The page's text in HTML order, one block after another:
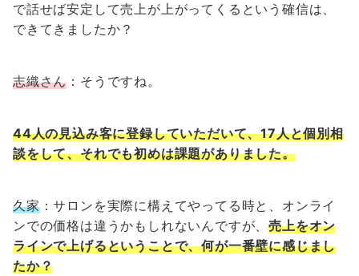
で話せば安定して売上が上がってくるという確信は、
できてきましたか？
志織さん ：そうですね。
44人の見込み客に登録していただいて、17人と個別相
談をして、それでも初めは課題がありました。
久家：サロンを実際に構えてやってる時と、オンライ
ンでの価格は違うかもしれないんですが、売上をオン
ラインで上げるということで、何が一番壁に感じまし
たか？